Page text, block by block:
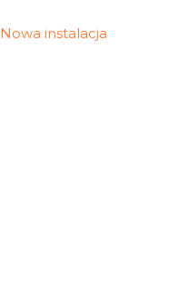
Nowa instalacja